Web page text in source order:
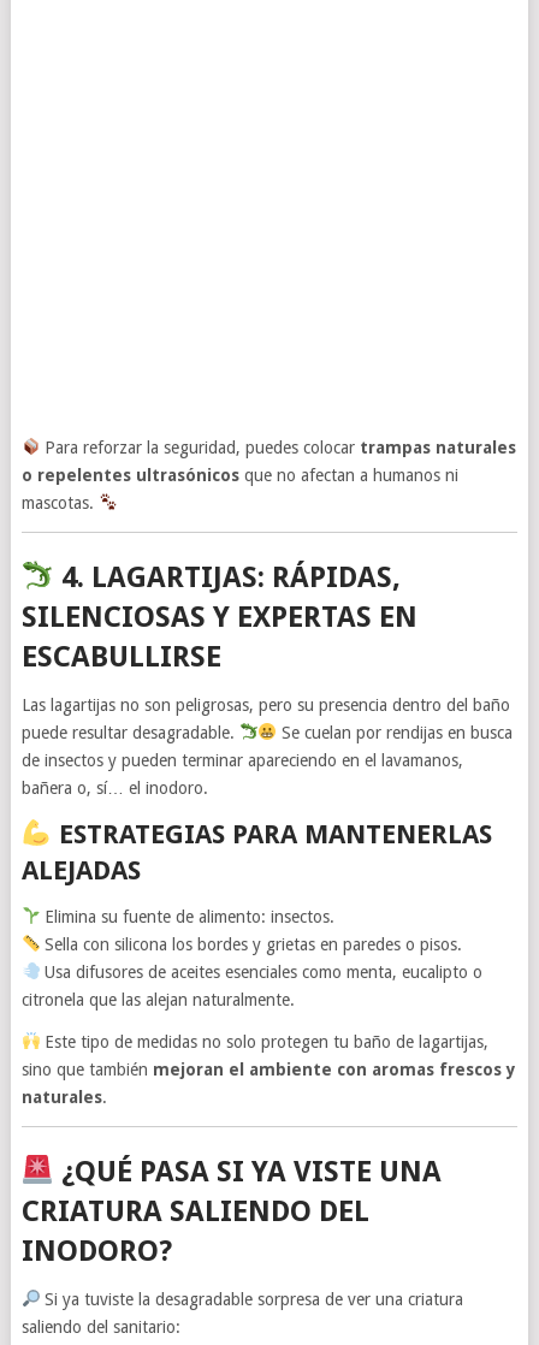
Para reforzar la seguridad, puedes colocar trampas naturales
o repelentes ultrasónicosque no afectan a humanos ni
mascotas.
4. LAGARTIJAS: RÁPIDAS,
SILENCIOSAS Y EXPERTAS EN
ESCABULLIRSE
Las lagartijas no son peligrosas, pero su presencia dentro del baño
puede resultar desagradable.
Se cuelan por rendijas en busca
de insectos y pueden terminar apareciendo en el lavamanos,
bañera o, sí… el inodoro.
ESTRATEGIAS PARA MANTENERLAS
ALEJADAS
Elimina su fuente de alimento: insectos.
Sella con silicona los bordes y grietas en paredes o pisos.
Usa difusores de aceites esenciales como menta, eucalipto o
citronela que las alejan naturalmente.
Este tipo de medidas no solo protegen tu baño de lagartijas,
sino que también mejoran el ambiente con aromas frescos y
naturales.
¿QUÉ PASA SI YA VISTE UNA
CRIATURA SALIENDO DEL
INODORO?
Si ya tuviste la desagradable sorpresa de ver una criatura
saliendo del sanitario: